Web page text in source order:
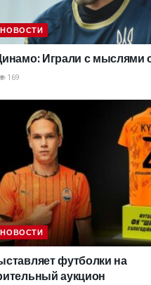
Играли с мыслями
169
футболки на
аукцион